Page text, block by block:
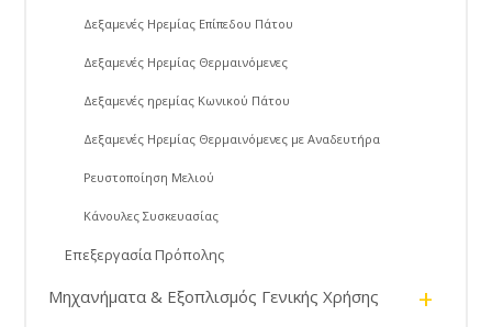
Δεξαμενές Ηρεμίας Επίπεδου Πάτου
Δεξαμενές Ηρεμίας Θερμαινόμενες
Δεξαμενές ηρεμίας Κωνικού Πάτου
Δεξαμενές Ηρεμίας Θερμαινόμενες με Αναδευτήρα
Ρευστοποίηση Μελιού
Κάνουλες Συσκευασίας
Επεξεργασία Πρόπολης
Μηχανήματα & Εξοπλισμός Γενικής Χρήσης +